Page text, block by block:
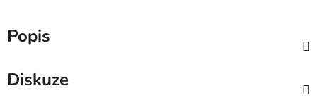
Popis
Diskuze